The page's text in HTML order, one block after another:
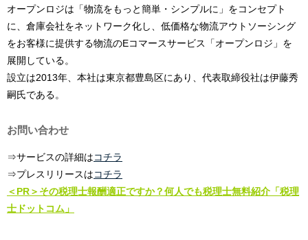
オープンロジは「物流をもっと簡単・シンプルに」をコンセプト
に、倉庫会社をネットワーク化し、低価格な物流アウトソーシング
をお客様に提供する物流のEコマースサービス「オープンロジ」を
展開している。
設立は2013年、本社は東京都豊島区にあり、代表取締役社は伊藤秀
嗣氏である。
お問い合わせ
⇒サービスの詳細は コチラ
⇒プレスリリースは コチラ
＜PR＞その税理士報酬適正ですか？何人でも税理士無料紹介「税理
士ドットコム」